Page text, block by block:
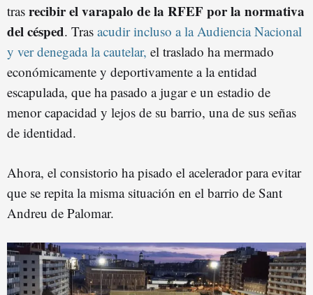
tras recibir el varapalo de la RFEF por la normativa
del césped. Tras acudir incluso a la Audiencia Nacional
y ver denegada la cautelar, el traslado ha mermado
económicamente y deportivamente a la entidad
escapulada, que ha pasado a jugar e un estadio de
menor capacidad y lejos de su barrio, una de sus señas
de identidad.
Ahora, el consistorio ha pisado el acelerador para evitar
que se repita la misma situación en el barrio de Sant
Andreu de Palomar.